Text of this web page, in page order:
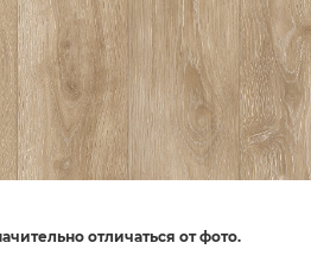
отличаться от фото.